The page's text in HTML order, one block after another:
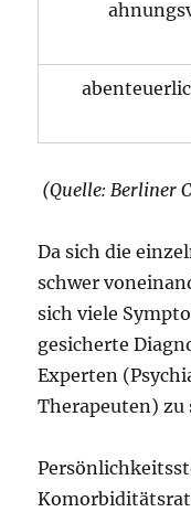
(Quelle: Berliner
Da sich die
schwer
sich viele
gesicherte
Experten
Therapeuten) zu